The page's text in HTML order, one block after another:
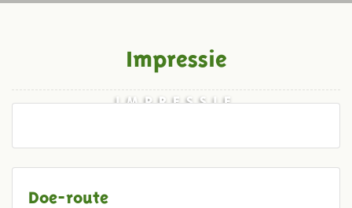
IMPRESSIE
Impressie
Doe-route